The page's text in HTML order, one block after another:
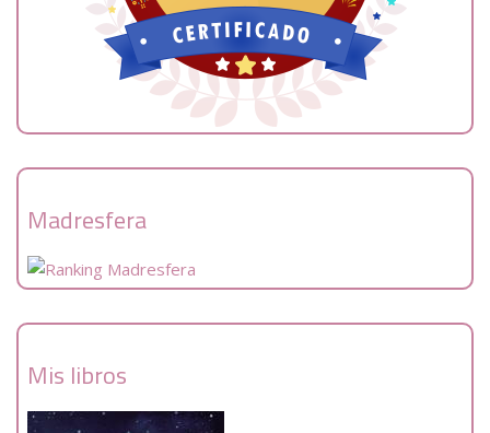
Madresfera
Mis libros